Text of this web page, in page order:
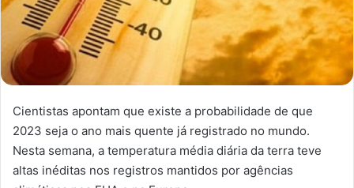
Cientistas apontam que existe a probabilidade de que
2023 seja o ano mais quente já registrado no mundo.
Nesta semana, a temperatura média diária da terra teve
altas inéditas nos registros mantidos por agências